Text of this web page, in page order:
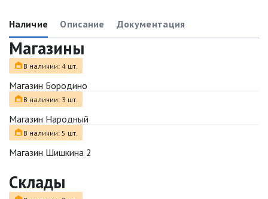
Наличие Описание Документация
Магазины
В наличии: 4 шт.
Магазин Бородино
В наличии: 3 шт.
Магазин Народный
В наличии: 5 шт.
Магазин Шишкина 2
Склады